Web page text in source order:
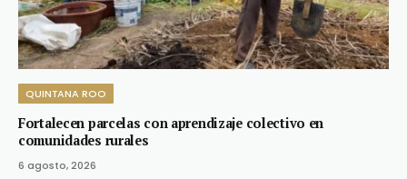
QUINTANA ROO
Fortalecen parcelas con aprendizaje colectivo en
comunidades rurales
6 agosto, 2026